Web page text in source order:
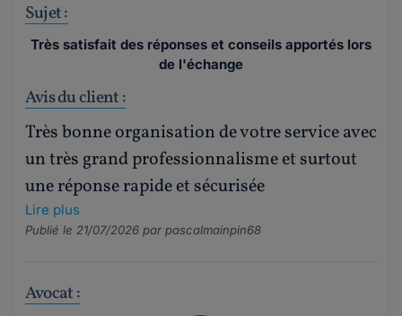
Sujet :
Très satisfait des réponses et conseils apportés lors
de l'échange
Avis du client :
Très bonne organisation de votre service avec
un très grand professionnalisme et surtout
une réponse rapide et sécurisée
Lire plus
Publié le 21/07/2026 par pascalmainpin68
Avocat :